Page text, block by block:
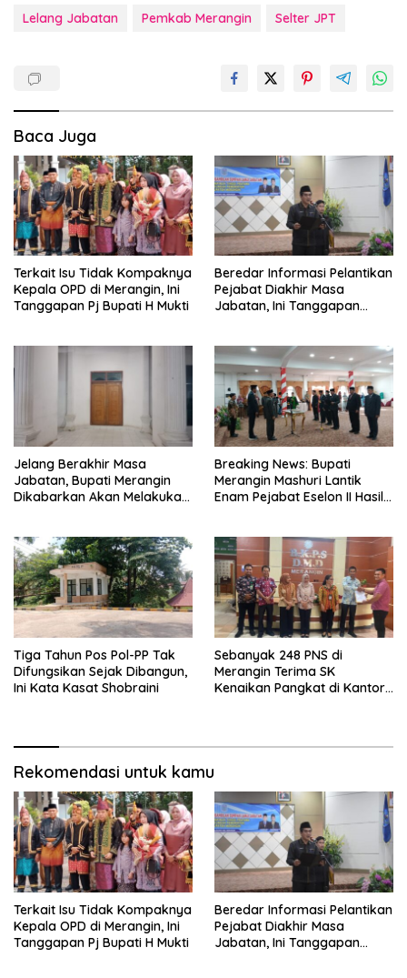
Lelang Jabatan Pemkab Merangin Selter JPT
Baca Juga
Terkait Isu Tidak Kompaknya
Kepala OPD di Merangin, Ini
Tanggapan Pj Bupati H Mukti
Beredar Informasi Pelantikan
Pejabat Diakhir Masa
Jabatan, Ini Tanggapan
Jelang Berakhir Masa
Jabatan, Bupati Merangin
Dikabarkan Akan Melakukan
Breaking News: Bupati
Merangin Mashuri Lantik
Enam Pejabat Eselon II Hasil
Tiga Tahun Pos Pol-PP Tak
Difungsikan Sejak Dibangun,
Ini Kata Kasat Shobraini
Sebanyak 248 PNS di
Merangin Terima SK
Kenaikan Pangkat di Kantor
Rekomendasi untuk kamu
Terkait Isu Tidak Kompaknya
Kepala OPD di Merangin, Ini
Tanggapan Pj Bupati H Mukti
Beredar Informasi Pelantikan
Pejabat Diakhir Masa
Jabatan, Ini Tanggapan